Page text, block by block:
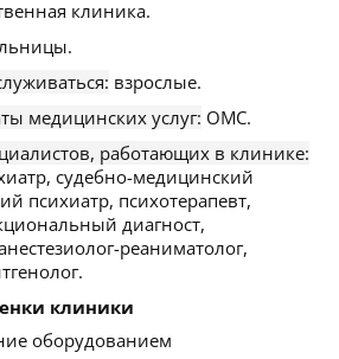
клиника.
взрослые.
медицинских услуг: ОМС.
работающих в клинике:
судебно-медицинский
психиатр, психотерапевт,
диагност,
реаниматолог,
клиники
оборудованием